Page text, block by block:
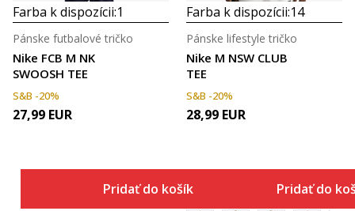
Farba k dispozícii:1
Nike FCB M NK
SWOOSH TEE
Pánske futbalové tričko
S&B -20%
27,99 EUR
Pridať do košíka
Farba k dispozícii:14
Nike M NSW CLUB
TEE
Pánske lifestyle tričko
S&B -20%
28,99 EUR
Pridať do